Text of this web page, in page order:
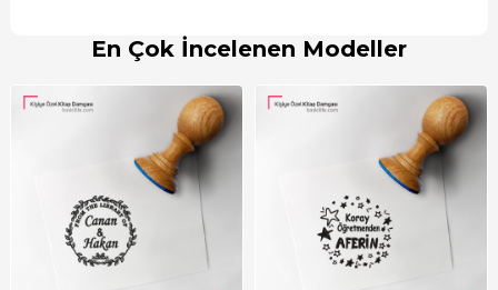
En Çok İncelenen Modeller